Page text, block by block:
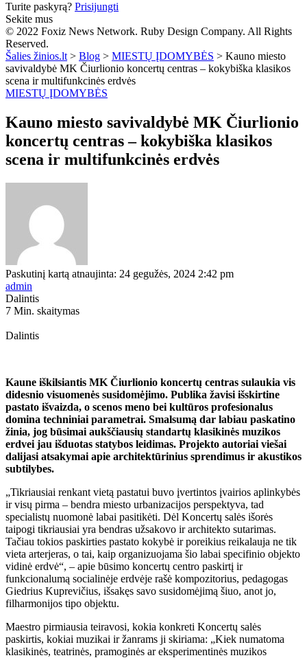
Turite paskyrą? Prisijungti
Sekite mus
© 2022 Foxiz News Network. Ruby Design Company. All Rights
Reserved.
Šalies žinios.lt > Blog > MIESTŲ ĮDOMYBĖS > Kauno miesto
savivaldybė MK Čiurlionio koncertų centras – kokybiška klasikos
scena ir multifunkcinės erdvės
MIESTŲ ĮDOMYBĖS
Kauno miesto savivaldybė MK Čiurlionio
koncertų centras – kokybiška klasikos
scena ir multifunkcinės erdvės
Paskutinį kartą atnaujinta: 24 gegužės, 2024 2:42 pm
admin
Dalintis
7 Min. skaitymas
Dalintis
Kaune iškilsiantis MK Čiurlionio koncertų centras sulaukia vis
didesnio visuomenės susidomėjimo. Publika žavisi išskirtine
pastato išvaizda, o scenos meno bei kultūros profesionalus
domina techniniai parametrai. Smalsumą dar labiau paskatino
žinia, jog būsimai aukščiausių standartų klasikinės muzikos
erdvei jau išduotas statybos leidimas. Projekto autoriai viešai
dalijasi atsakymai apie architektūrinius sprendimus ir akustikos
subtilybes.
„Tikriausiai renkant vietą pastatui buvo įvertintos įvairios aplinkybės
ir visų pirma – bendra miesto urbanizacijos perspektyva, tad
specialistų nuomonė labai pasitikėti. Dėl Koncertų salės išorės
taipogi tikriausiai yra bendras užsakovo ir architekto sutarimas.
Tačiau tokios paskirties pastato kokybė ir poreikius reikalauja ne tik
vieta arterjeras, o tai, kaip organizuojama šio labai specifinio objekto
vidinė erdvė“, – apie būsimo koncertų centro paskirtį ir
funkcionalumą socialinėje erdvėje rašė kompozitorius, pedagogas
Giedrius Kuprevičius, išsakęs savo susidomėjimą šiuo, anot jo,
filharmonijos tipo objektu.
Maestro pirmiausia teiravosi, kokia konkreti Koncertų salės
paskirtis, kokiai muzikai ir žanrams ji skiriama: „Kiek numatoma
klasikinės, teatrinės, pramoginės ar eksperimentinės muzikos